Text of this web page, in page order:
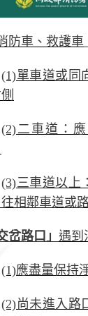
防車、救護車
(1)單車道或同
(2)二車道：
(3)三車道以上
相鄰車道或
岔路口」 遇到
(1)應盡量保持
(2)尚未進入路